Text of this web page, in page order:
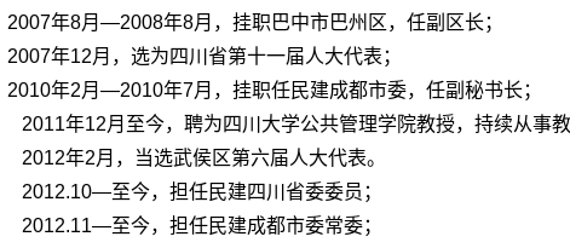
2007年8月―2008年8月，挂职巴中市巴州区，任副区长；
2007年12月，选为四川省第十一届人大代表；
2010年2月―2010年7月，挂职任民建成都市委，任副秘书长；
2011年12月至今，聘为四川大学公共管理学院教授，持续从事
2012年2月，当选武侯区第六届人大代表。
2012.10―至今，担任民建四川省委委员；
2012.11―至今，担任民建成都市委常委；